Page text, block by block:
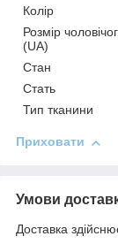
Колір
Розмір
(UA)
Стан
Стать
Тип тканини
Приховати
Умови
Доставка